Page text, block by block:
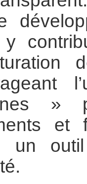
y
»
et
un